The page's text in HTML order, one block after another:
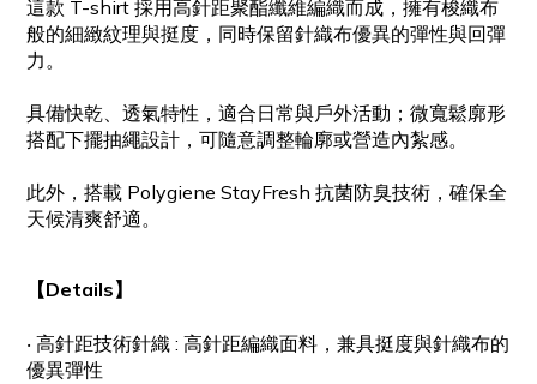
這款 T-shirt 採用高針距聚酯纖維編織而成，擁有梭織布
般的細緻紋理與挺度，同時保留針織布優異的彈性與回彈
力。
具備快乾、透氣特性，適合日常與戶外活動；微寬鬆廓形
搭配下擺抽繩設計，可隨意調整輪廓或營造內紮感。
此外，搭載 Polygiene StayFresh 抗菌防臭技術，確保全
天候清爽舒適。
【Details】
‧ 高針距技術針織 : 高針距編織面料，兼具挺度與針織布的
優異彈性